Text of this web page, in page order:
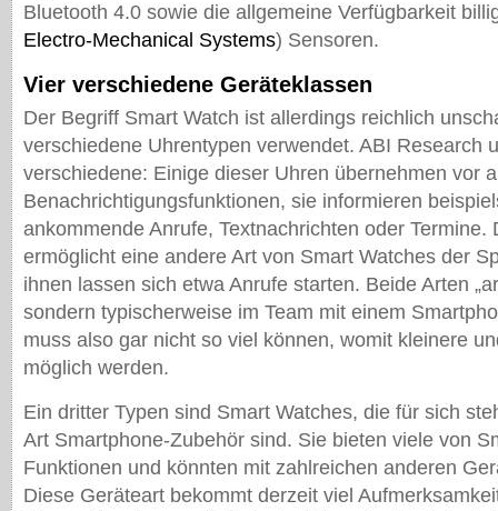
Bluetooth 4.0 sowie die allgemeine Verfügbarkeit
Electro-Mechanical Systems) Sensoren.
Vier verschiedene Geräteklassen
Der Begriff Smart Watch ist allerdings reichlich
verschiedene Uhrentypen verwendet. ABI Research
verschiedene: Einige dieser Uhren übernehmen vor
Benachrichtigungsfunktionen, sie informieren
ankommende Anrufe, Textnachrichten oder Termine.
ermöglicht eine andere Art von Smart Watches der
ihnen lassen sich etwa Anrufe starten. Beide Arten
sondern typischerweise im Team mit einem
muss also gar nicht so viel können, womit kleinere
möglich werden.
Ein dritter Typen sind Smart Watches, die für sich
Art Smartphone-Zubehör sind. Sie bieten viele von
Funktionen und könnten mit zahlreichen anderen
Diese Geräteart bekommt derzeit viel